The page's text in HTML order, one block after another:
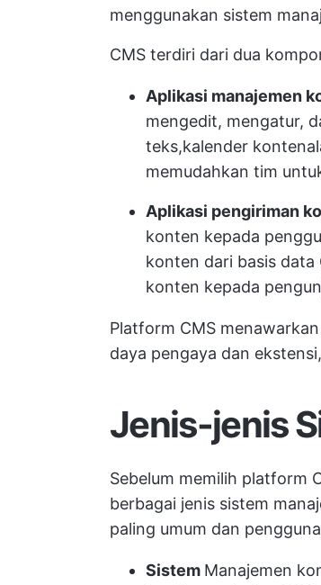
menggunakan sistem
CMS terdiri dari dua
Aplikasi manajemen
mengedit, mengatur,
teks,kalender konten
memudahkan tim
Aplikasi pengiriman
konten kepada
konten dari basis data
konten kepada
Platform CMS
daya pengaya dan
Jenis-jenis
Sebelum memilih platform
berbagai jenis sistem
paling umum dan
Sistem Manajemen